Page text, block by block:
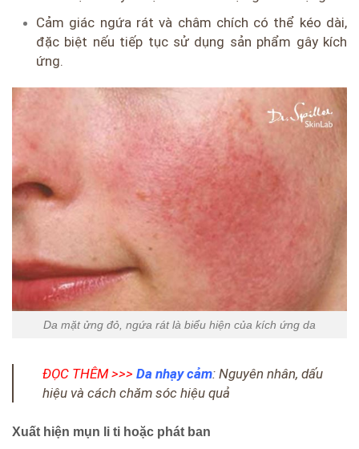
Cảm giác ngứa rát và châm chích có thể kéo dài,
đặc biệt nếu tiếp tục sử dụng sản phẩm gây kích
ứng.
Da mặt ửng đỏ, ngứa rát là biểu hiện của kích ứng da
ĐỌC THÊM >>> Da nhạy cảm: Nguyên nhân, dấu
hiệu và cách chăm sóc hiệu quả
Xuất hiện mụn li ti hoặc phát ban